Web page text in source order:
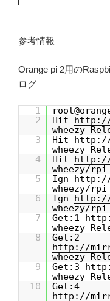
参考情報
Orange pi 2用の
ログ
1
2
Hit http://
wheezy
3
Hit http://
wheezy
4
Hit http://
wheezy/rpi
5
Ign http://
wheezy/rpi
6
Ign http://
wheezy/
7
Get:1
wheezy
8
Get:2
http://
wheezy
9
Get:3
wheezy
10
Get:4
http://